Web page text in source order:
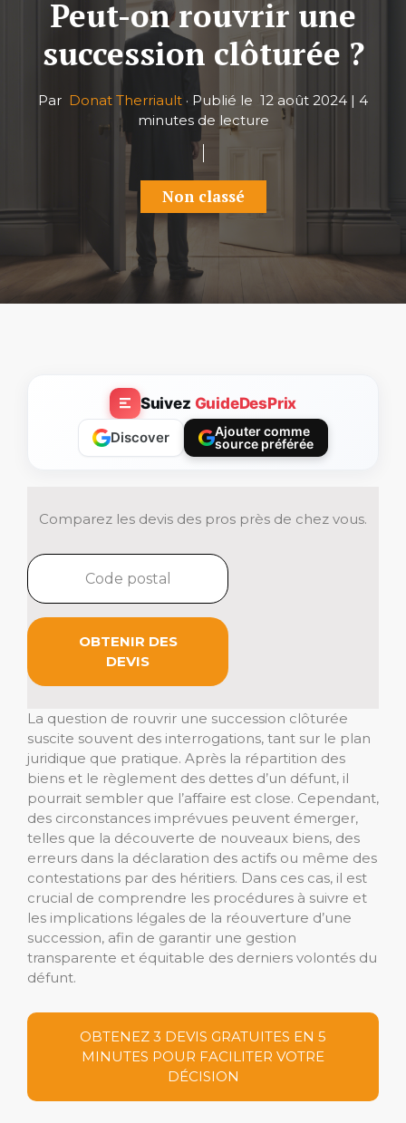
Peut-on rouvrir une
succession clôturée ?
Par Donat Therriault · Publié le 12 août 2024 | 4
minutes de lecture
Non classé
Suivez GuideDesPrix
Discover
Ajouter comme
source préférée
Comparez les devis des pros près de chez vous.
OBTENIR DES
DEVIS
La question de rouvrir une succession clôturée
suscite souvent des interrogations, tant sur le plan
juridique que pratique. Après la répartition des
biens et le règlement des dettes d’un défunt, il
pourrait sembler que l’affaire est close. Cependant,
des circonstances imprévues peuvent émerger,
telles que la découverte de nouveaux biens, des
erreurs dans la déclaration des actifs ou même des
contestations par des héritiers. Dans ces cas, il est
crucial de comprendre les procédures à suivre et
les implications légales de la réouverture d’une
succession, afin de garantir une gestion
transparente et équitable des derniers volontés du
défunt.
OBTENEZ 3 DEVIS GRATUITES EN 5
MINUTES POUR FACILITER VOTRE
DÉCISION